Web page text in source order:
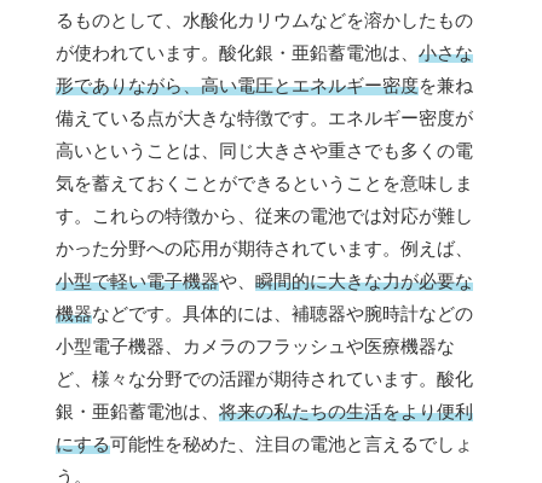
るものとして、水酸化カリウムなどを溶かしたもの
が使われています。酸化銀・亜鉛蓄電池は、 小さな
形でありながら、高い電圧とエネルギー密度を兼ね
備えている点が大きな特徴です。エネルギー密度が
高いということは、同じ大きさや重さでも多くの電
気を蓄えておくことができるということを意味しま
す。これらの特徴から、従来の電池では対応が難し
かった分野への応用が期待されています。例えば、
小型で軽い電子機器や、 瞬間的に大きな力が必要な
機器などです。具体的には、補聴器や腕時計などの
小型電子機器、カメラのフラッシュや医療機器な
ど、様々な分野での活躍が期待されています。酸化
銀・亜鉛蓄電池は、 将来の私たちの生活をより便利
にする可能性を秘めた、注目の電池と言えるでしょ
う。